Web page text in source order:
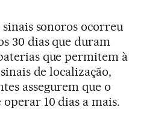
sonoros ocorreu
30 dias que duram
que permitem à
de localização,
assegurem que o
10 dias a mais.